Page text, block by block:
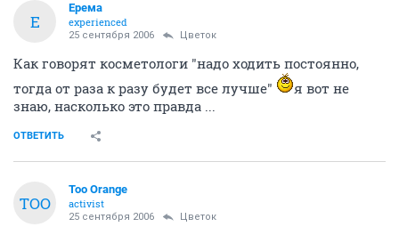
Е
Ерема
experienced
25 сентября 2006 Цветок
Как говорят косметологи "надо ходить постоянно,
тогда от раза к разу будет все лучше"
я вот не
знаю, насколько это правда ...
ОТВЕТИТЬ
TOO
Too Orange
activist
25 сентября 2006 Цветок